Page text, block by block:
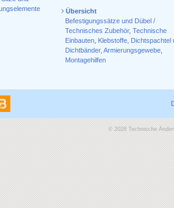
Übersicht
Befestigungssätze und Dübel /
Technisches Zubehör, Technische
Einbauten, Klebstoffe,
Dichtspachtel
Dichtbänder, Armierungsgewebe,
Montagehilfen
© 2026 Technische